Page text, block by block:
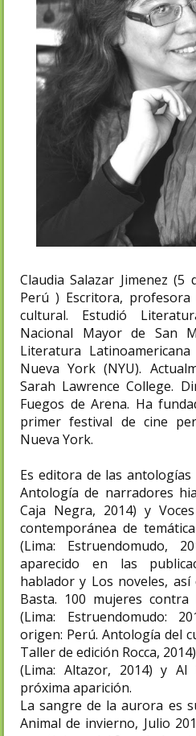
Claudia Salazar Jimenez
Perú ) Escritora,
cultural. Estudió
Nacional Mayor de San
Literatura
Nueva York (NYU).
Sarah Lawrence College.
Fuegos de Arena. Ha
primer festival de cine
Nueva York.
Es editora de las
Antología de narradores
Caja Negra, 2014) y
contemporánea de
(Lima: Estruendomudo,
aparecido en las
hablador y Los noveles,
Basta. 100 mujeres
(Lima: Estruendomudo:
origen: Perú. Antología del
Taller de edición Rocca,
(Lima: Altazor, 2014) y
próxima aparición.
La sangre de la aurora es
Animal de invierno, Julio